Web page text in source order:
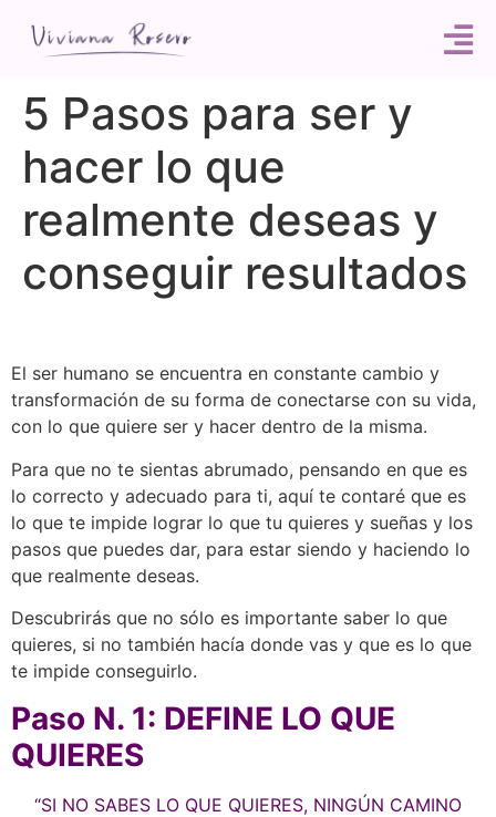
5 Pasos para ser y
hacer lo que
realmente deseas y
conseguir resultados
El ser humano se encuentra en constante cambio y
transformación de su forma de conectarse con su vida,
con lo que quiere ser y hacer dentro de la misma.
Para que no te sientas abrumado, pensando en que es
lo correcto y adecuado para ti, aquí te contaré que es
lo que te impide lograr lo que tu quieres y sueñas y los
pasos que puedes dar, para estar siendo y haciendo lo
que realmente deseas.
Descubrirás que no sólo es importante saber lo que
quieres, si no también hacía donde vas y que es lo que
te impide conseguirlo.
Paso N. 1: DEFINE LO QUE
QUIERES
“SI NO SABES LO QUE QUIERES, NINGÚN CAMINO